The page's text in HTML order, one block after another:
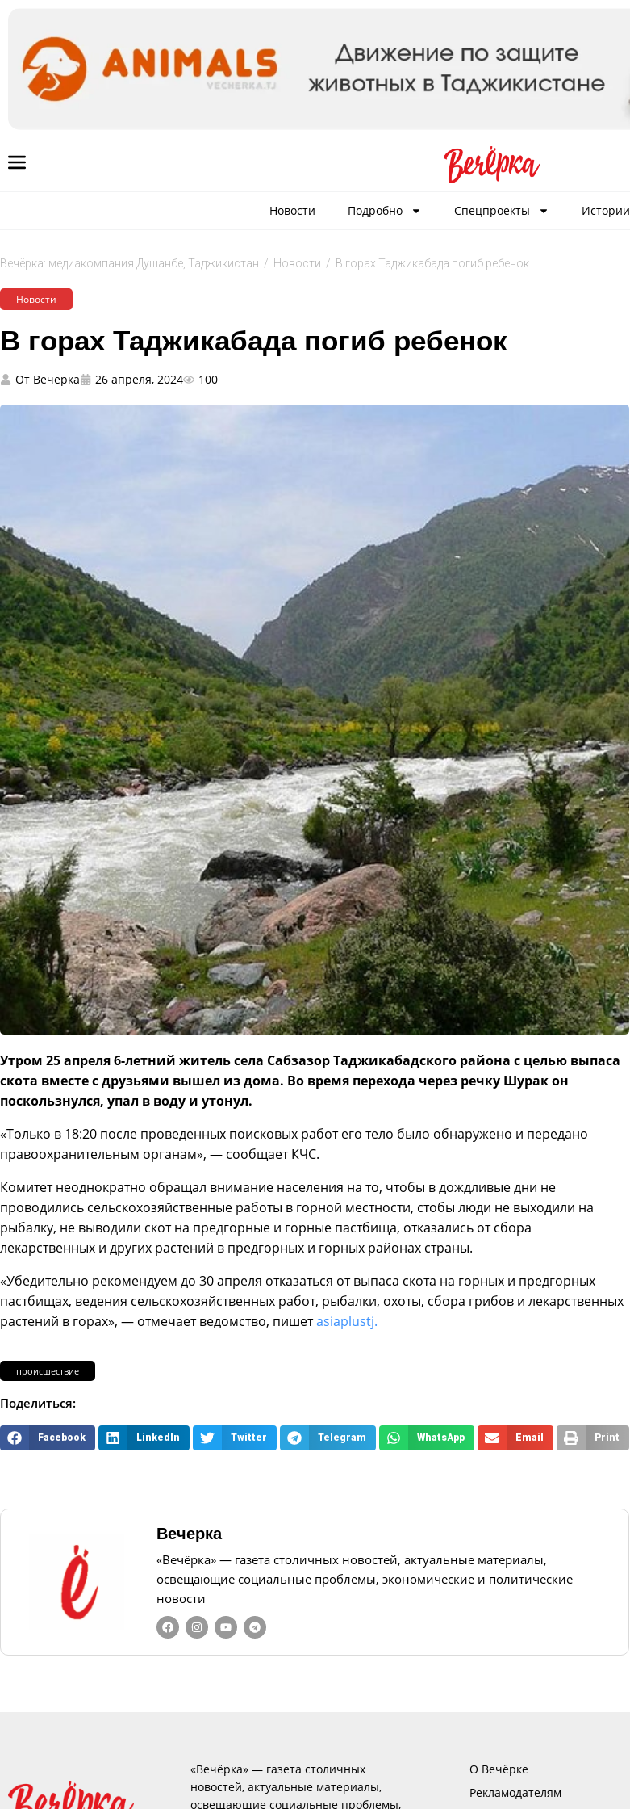
Новости Подробно Спецпроекты Истории
Вечёрка: медиакомпания Душанбе, Таджикистан / Новости / В горах Таджикабада погиб ребенок
Новости
В горах Таджикабада погиб ребенок
От Вечерка 26 апреля, 2024 100
Утром 25 апреля 6-летний житель села Сабзазор Таджикабадского района с целью выпаса
скота вместе с друзьями вышел из дома. Во время перехода через речку Шурак он
поскользнулся, упал в воду и утонул.
«Только в 18:20 после проведенных поисковых работ его тело было обнаружено и передано
правоохранительным органам», — сообщает КЧС.
Комитет неоднократно обращал внимание населения на то, чтобы в дождливые дни не
проводились сельскохозяйственные работы в горной местности, стобы люди не выходили на
рыбалку, не выводили скот на предгорные и горные пастбища, отказались от сбора
лекарственных и других растений в предгорных и горных районах страны.
«Убедительно рекомендуем до 30 апреля отказаться от выпаса скота на горных и предгорных
пастбищах, ведения сельскохозяйственных работ, рыбалки, охоты, сбора грибов и лекарственных
растений в горах», — отмечает ведомство, пишетasiaplustj.
происшествие
Поделиться:
Facebook LinkedIn Twitter Telegram WhatsApp Email Print
Вечерка
«Вечёрка» — газета столичных новостей, актуальные материалы,
освещающие социальные проблемы, экономические и политические
новости
«Вечёрка» — газета столичных
новостей, актуальные материалы,
освещающие социальные проблемы,
О Вечёрке
Рекламодателям